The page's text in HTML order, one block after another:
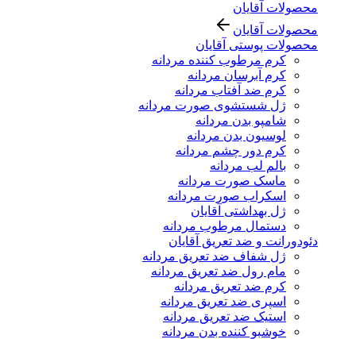
محصولات آقایان
محصولات آقایان
محصولات پوستی آقایان
کرم مرطوب کننده مردانه
کرم آبرسان مردانه
کرم ضد آفتاب مردانه
ژل شستشوی صورت مردانه
شامپو بدن مردانه
لوسیون بدن مردانه
کرم دور چشم مردانه
بالم لب مردانه
ماسک صورت مردانه
اسکراب صورت مردانه
ژل بهداشتی آقایان
دستمال مرطوب مردانه
دئودورانت و ضد تعریق آقایان
ژل شفاف ضد تعریق مردانه
مام رول ضد تعریق مردانه
کرم ضد تعریق مردانه
اسپری ضد تعریق مردانه
استیک ضد تعریق مردانه
خوشبو کننده بدن مردانه